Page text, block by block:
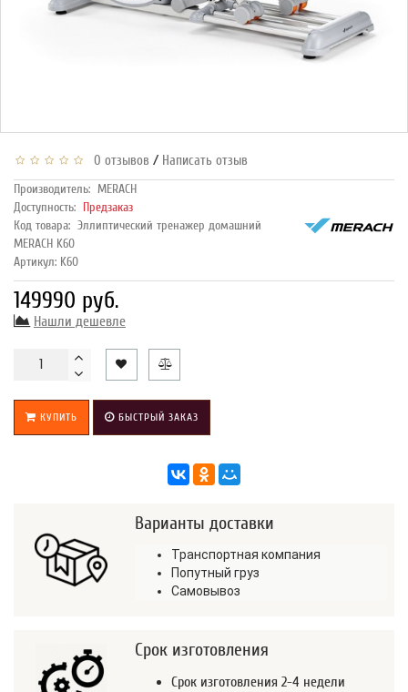
0 отзывов / Написать отзыв
Производитель: MERACH
Доступность: Предзаказ
Код товара: Эллиптический тренажер домашний
MERACH K60
Артикул: K60
149990 руб.
Нашли дешевле
КУПИТЬ БЫСТРЫЙ ЗАКАЗ
Варианты доставки
Транспортная компания
Попутный груз
Самовывоз
Срок изготовления
Срок изготовления 2-4 недели